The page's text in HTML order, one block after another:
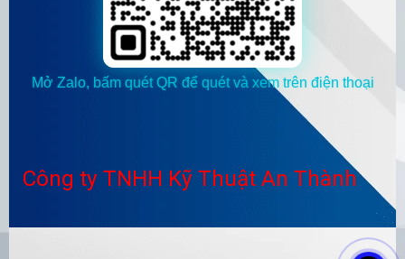
Mở Zalo, bấm quét QR để quét và xem trên điện thoại
Công ty TNHH Kỹ Thuật An Thành